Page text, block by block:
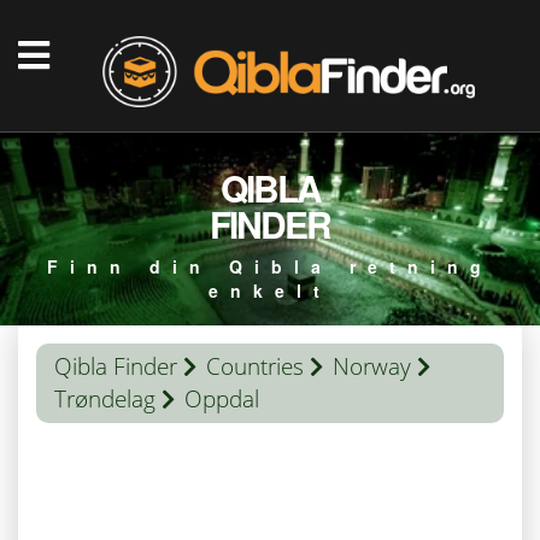
QIBLA
FINDER
Finn din Qibla retning
enkelt
Qibla Finder Countries
Norway
Trøndelag
Oppdal